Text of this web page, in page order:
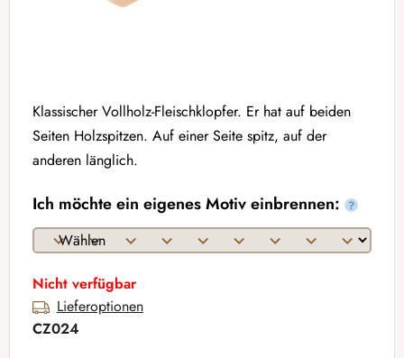
Klassischer Vollholz-Fleischklopfer. Er hat auf beiden
Seiten Holzspitzen. Auf einer Seite spitz, auf der
anderen länglich.
Ich möchte ein eigenes Motiv einbrennen: ?
Nicht verfügbar
Lieferoptionen
CZ024